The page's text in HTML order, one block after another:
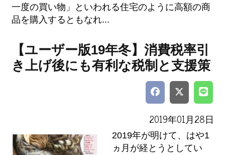
一度の買い物」といわれる住宅のように高額の商
品を購入するともなれ...
【ユーザー版19年冬】消費税率引
き上げ後にも有利な税制と支援策
2019年01月28日
2019年が明けて、はや1
ヵ月が経とうとしてい